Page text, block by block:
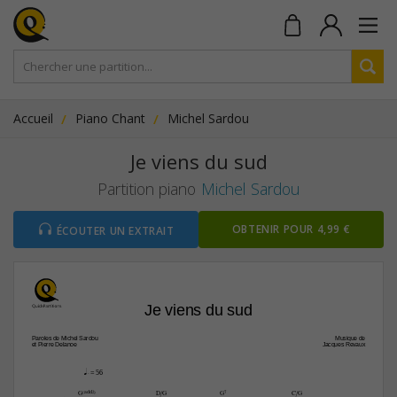
Accueil Piano Chant Michel Sardou
Je viens du sud
Partition piano Michel Sardou
ÉCOUTER UN EXTRAIT OBTENIR POUR 4,99 €
Paroles de Michel Sardou
et Pierre Delanoe
Je viens du sud
Musique de
Jacques Revaux
G(„ˆˆ2) D/G G7 C/G
q. = 56